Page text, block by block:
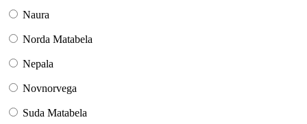
Naura
Norda Matabela
Nepala
Novnorvega
Suda Matabela